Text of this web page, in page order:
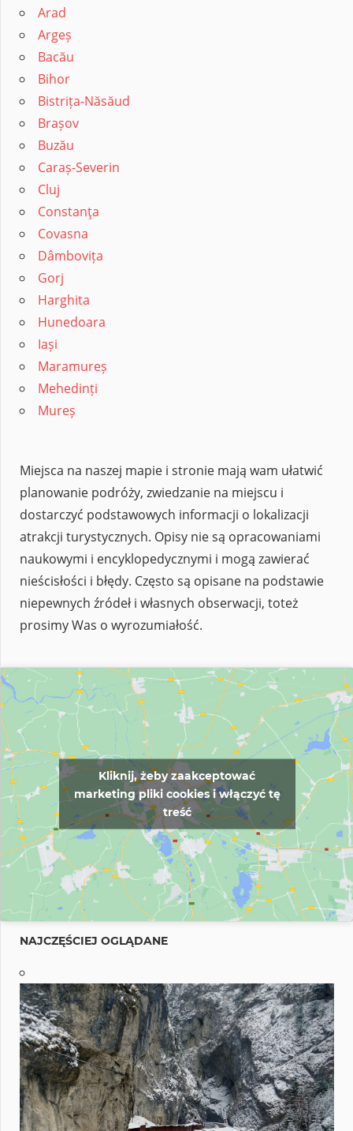
Arad
Argeș
Bacău
Bihor
Bistrița-Năsăud
Brașov
Buzău
Caraș-Severin
Cluj
Constanţa
Covasna
Dâmbovița
Gorj
Harghita
Hunedoara
Iași
Maramureș
Mehedinți
Mureș
Miejsca na naszej mapie i stronie mają wam ułatwić
planowanie podróży, zwiedzanie na miejscu i
dostarczyć podstawowych informacji o lokalizacji
atrakcji turystycznych. Opisy nie są opracowaniami
naukowymi i encyklopedycznymi i mogą zawierać
nieścisłości i błędy. Często są opisane na podstawie
niepewnych źródeł i własnych obserwacji, toteż
prosimy Was o wyrozumiałość.
Kliknij, żeby zaakceptować
marketing pliki cookies i włączyć tę
treść
NAJCZĘŚCIEJ OGLĄDANE